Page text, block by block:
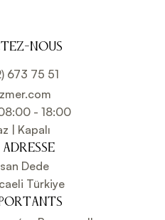
NOUS
673 75 51
- 18:00
| Kapalı
Dede
Türkiye